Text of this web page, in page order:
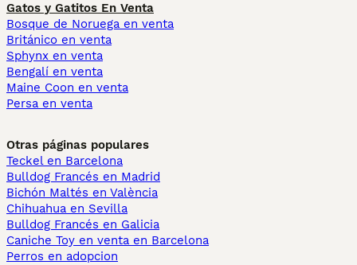
Gatos y Gatitos En Venta
Bosque de Noruega en venta
Británico en venta
Sphynx en venta
Bengalí en venta
Maine Coon en venta
Persa en venta
Otras páginas populares
Teckel en Barcelona
Bulldog Francés en Madrid
Bichón Maltés en València
Chihuahua en Sevilla
Bulldog Francés en Galicia
Caniche Toy en venta en Barcelona
Perros en adopcion